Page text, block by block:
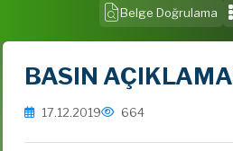
Belge Doğrulama
BASIN
17.12.2019 664